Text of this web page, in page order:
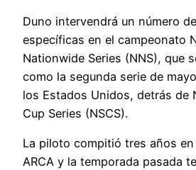
Duno intervendrá un número
específicas en el campeonato
Nationwide Series (NNS), que
como la segunda serie de
los Estados Unidos, detrás de
Cup Series (NSCS).
La piloto compitió tres años
ARCA y la temporada pasada